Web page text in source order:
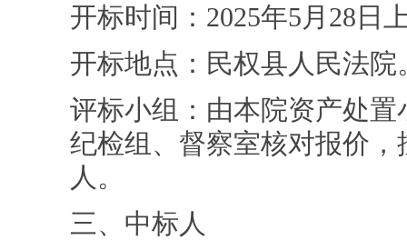
开标时间：2025年5月28日
开标地点：民权县人民法院
评标小组：由本院资产处
纪检组、督察室核对报价
人。
三、中标人